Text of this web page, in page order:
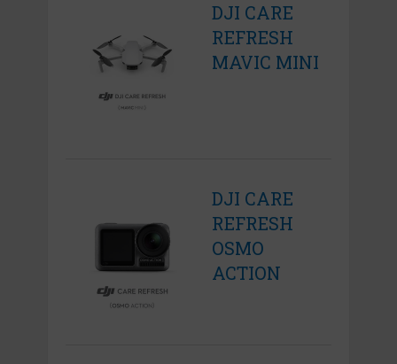
DJI CARE
REFRESH
MAVIC MINI
DJI CARE
REFRESH
OSMO
ACTION